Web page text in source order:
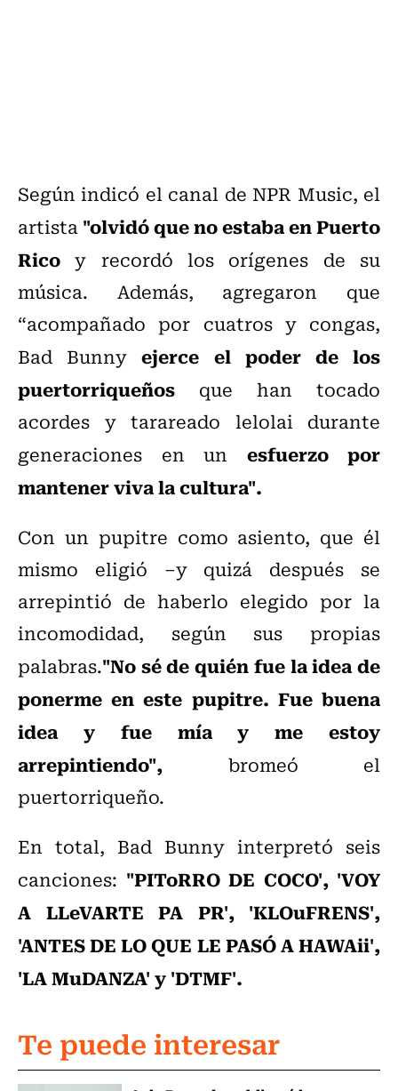
Segúnindicó el canal de NPR Music, el
artista"olvidó que no estaba en Puerto
Rico y recordó los orígenes de su
música. Además, agregaron que
“acompañado por cuatros y congas,
Bad Bunnyejerce el poder de los
puertorriqueños que han tocado
acordes y tarareado lelolai durante
generaciones en un esfuerzo por
mantener viva la cultura".
Con un pupitre como asiento, que él
mismo eligió –y quizá después se
arrepintió de haberlo elegido por la
incomodidad, según sus propias
palabras."No sé de quién fue la idea de
ponerme en este pupitre. Fue buena
idea y fue mía y me estoy
arrepintiendo", bromeó el
puertorriqueño.
En total, Bad Bunny interpretó seis
canciones: "PIToRRO DE COCO', 'VOY
A LLeVARTE PA PR', 'KLOuFRENS',
'ANTES DE LO QUE LE PASÓ A HAWAii',
'LA MuDANZA' y 'DTMF'.
Te puede interesar